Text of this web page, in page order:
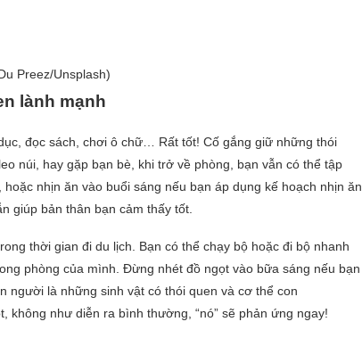
Preez/Unsplash)
lành mạnh
đọc sách, chơi ô chữ… Rất tốt! Cố gắng giữ những thói
núi, hay gặp bạn bè, khi trở về phòng, bạn vẫn có thể tập
nhịn ăn vào buổi sáng nếu bạn áp dụng kế hoạch nhịn ăn
giúp bản thân bạn cảm thấy tốt.
thời gian đi du lịch. Bạn có thể chạy bộ hoặc đi bộ nhanh
phòng của mình. Đừng nhét đồ ngọt vào bữa sáng nếu bạn
người là những sinh vật có thói quen và cơ thể con
không như diễn ra bình thường, “nó” sẽ phản ứng ngay!